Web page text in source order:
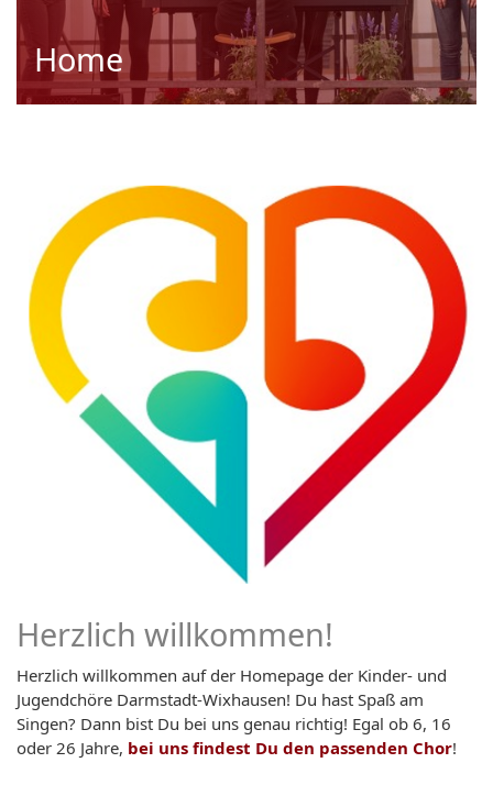
Home
Herzlich willkommen!
Herzlich willkommen auf der Homepage der Kinder- und
Jugendchöre Darmstadt-Wixhausen! Du hast Spaß am
Singen? Dann bist Du bei uns genau richtig! Egal ob 6, 16
oder 26 Jahre, bei uns findest Du den passenden Chor!